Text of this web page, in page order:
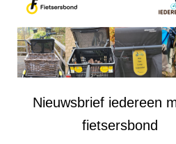
Nieuwsbrief iedereen
fietsersbond